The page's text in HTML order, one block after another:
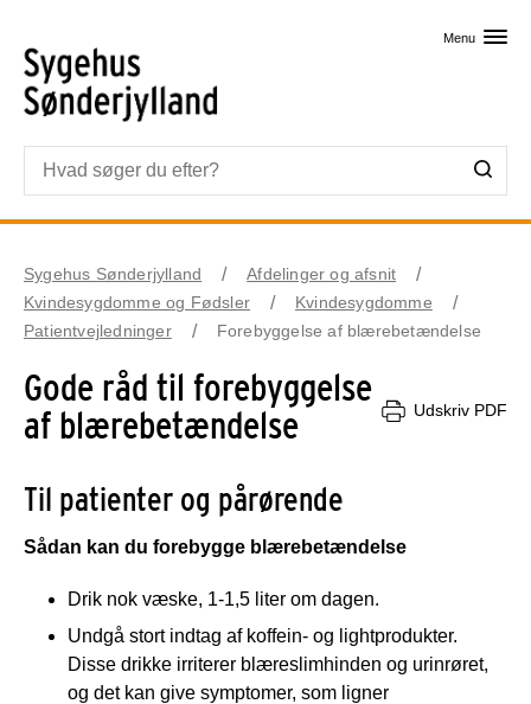
Menu
Sygehus Sønderjylland
Afdelinger og afsnit
Kvindesygdomme og Fødsler
Kvindesygdomme
Patientvejledninger
Forebyggelse af blærebetændelse
Gode råd til forebyggelse
af blærebetændelse
Udskriv PDF
Til patienter og pårørende
Sådan kan du forebygge blærebetændelse
Drik nok væske, 1-1,5 liter om dagen.
Undgå stort indtag af koffein- og lightprodukter.
Disse drikke irriterer blæreslimhinden og urinrøret,
og det kan give symptomer, som ligner